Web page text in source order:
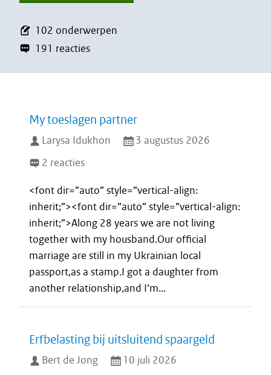
102 onderwerpen
191 reacties
My toeslagen partner
Larysa Idukhon
3 augustus 2026
2 reacties
<font dir=”auto” style=”vertical-align:
inherit;”><font dir=”auto” style=”vertical-align:
inherit;”>Along 28 years we are not living
together with my housband.Our official
marriage are still in my Ukrainian local
passport,as a stamp.I got a daughter from
another relationship,and I’m...
Erfbelasting bij uitsluitend spaargeld
Bert de Jong
10 juli 2026